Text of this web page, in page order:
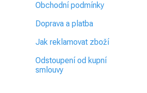
Obchodní podmínky
Doprava a platba
Jak reklamovat zboží
Odstoupení od kupní
smlouvy